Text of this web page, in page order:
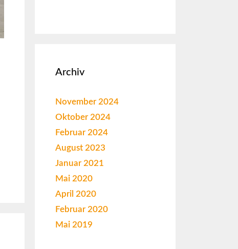
Archiv
November 2024
Oktober 2024
Februar 2024
August 2023
Januar 2021
Mai 2020
April 2020
Februar 2020
Mai 2019